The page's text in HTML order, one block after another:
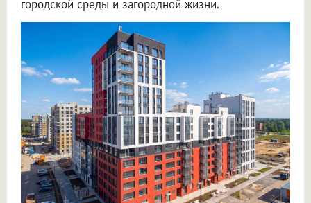
городской среды и загородной жизни.